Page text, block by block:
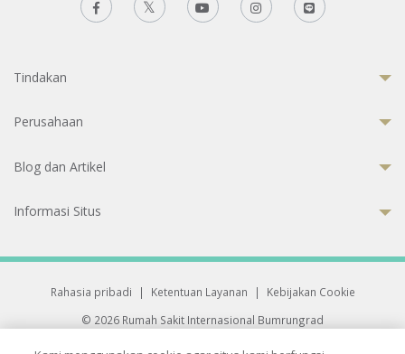
Tindakan
Perusahaan
Blog dan Artikel
Informasi Situs
Rahasia pribadi | Ketentuan Layanan |
Kebijakan Cookie
© 2026 Rumah Sakit Internasional Bumrungrad